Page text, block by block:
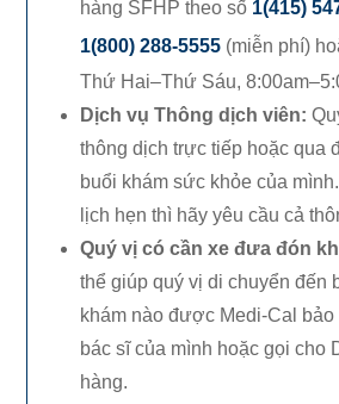
hàng SFHP theo số 1(415)
1(800) 288-5555 (miễn phí)
Thứ Hai–Thứ Sáu,
Dịch vụ Thông dịch viên:
thông dịch trực tiếp hoặc qua
buổi khám sức khỏe của
lịch hẹn thì hãy yêu cầu cả
Quý vị có cần xe đưa đón
thể giúp quý vị di chuyển đến
khám nào được Medi-Cal
bác sĩ của mình hoặc gọi cho
hàng.